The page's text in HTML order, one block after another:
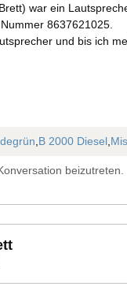
war ein
8637621025.
und bis ich
B 2000 Diesel,
beizutreten.